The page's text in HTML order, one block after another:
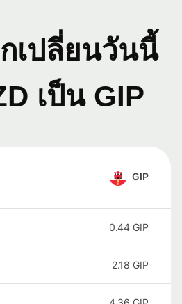
เปลี่ยนวันนี้
เป็น GIP
GIP
0.44 GIP
2.18 GIP